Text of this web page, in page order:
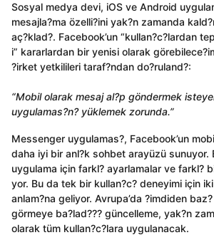
Sosyal medya devi, iOS ve Android
mesajla?ma özelli?ini yak?n zamanda
aç?klad?. Facebook’un “kullan?c?lardan
i” kararlardan bir yenisi olarak
?irket yetkilileri taraf?ndan do?ruland?:
“Mobil olarak mesaj al?p göndermek
uygulamas?n? yüklemek zorunda.”
Messenger uygulamas?, Facebook’un
daha iyi bir anl?k sohbet arayüzü sunuyor.
uygulama için farkl? ayarlamalar ve farkl?
yor. Bu da tek bir kullan?c? deneyimi için
anlam?na geliyor. Avrupa’da ?imdiden
görmeye ba?lad??? güncelleme, yak?n
olarak tüm kullan?c?lara uygulanacak.